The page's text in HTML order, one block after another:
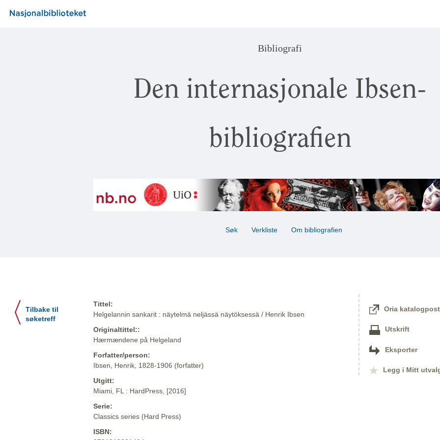
Bibliografi
Den internasjonale Ibsen-
bibliografien
Søk Verkliste Om bibliografien
Tilbake til
søketreff
Tittel:
Helgelannin sankarit : näytelmä neljässä näytöksessä / Henrik Ibsen
Originaltittel::
Hærmændene på Helgeland
Forfatter/person:
Ibsen, Henrik, 1828-1906 (forfatter)
Utgitt:
Miami, FL : HardPress, [2016]
Serie:
Classics series (Hard Press)
ISBN:
Oria katalogpost
Utskrift
Eksporter
Legg i Mitt